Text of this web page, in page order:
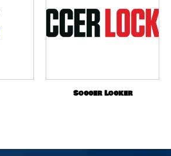
Soccer Locker